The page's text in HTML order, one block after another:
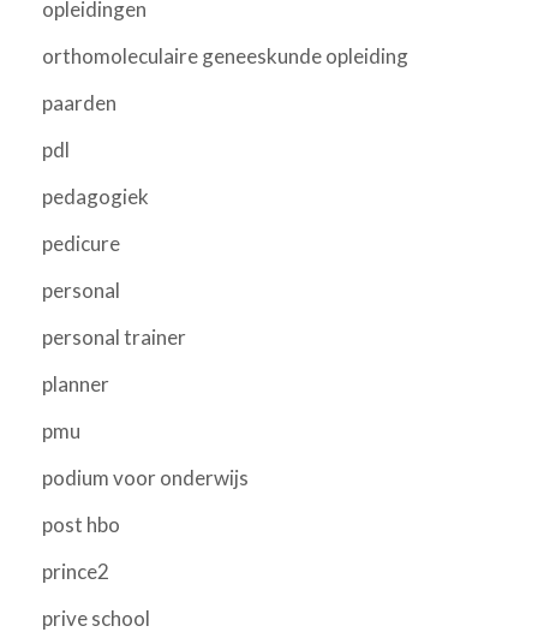
opleidingen
orthomoleculaire geneeskunde opleiding
paarden
pdl
pedagogiek
pedicure
personal
personal trainer
planner
pmu
podium voor onderwijs
post hbo
prince2
prive school